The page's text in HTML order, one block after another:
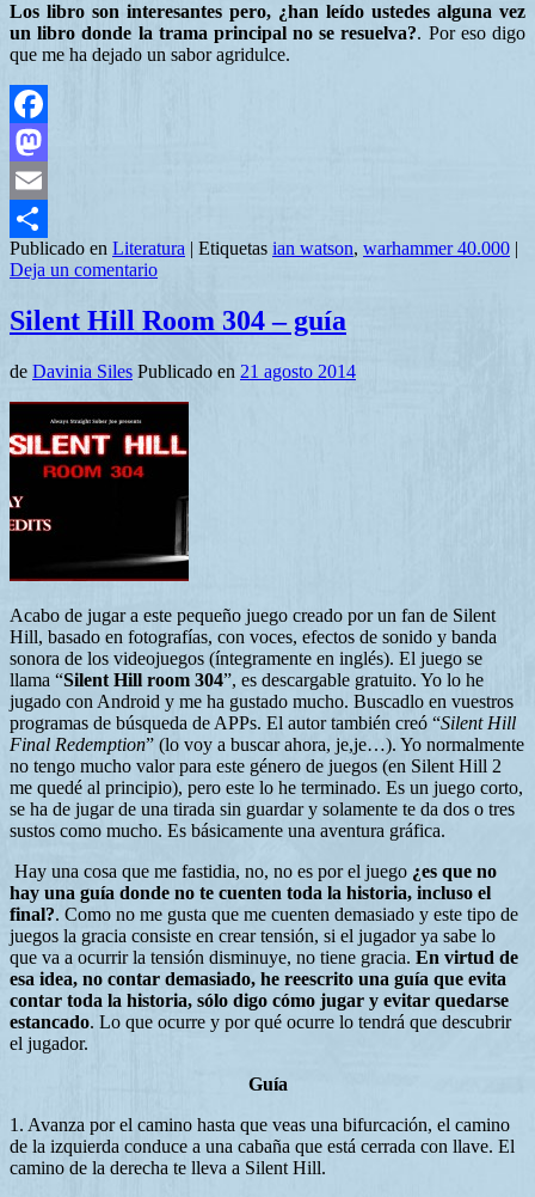
Los libro son interesantes pero, ¿han leído ustedes alguna vez
un libro donde la trama principal no se resuelva?. Por eso digo
que me ha dejado un sabor agridulce.
Facebook
Mastodon
Email
Compartir
Publicado en Literatura | Etiquetas ian watson, warhammer 40.000 |
Deja un comentario
Silent Hill Room 304 – guía
de Davinia Siles Publicado en 21 agosto 2014
Acabo de jugar a este pequeño juego creado por un fan de Silent
Hill, basado en fotografías, con voces, efectos de sonido y banda
sonora de los videojuegos (íntegramente en inglés). El juego se
llama “Silent Hill room 304”, es descargable gratuito. Yo lo he
jugado con Android y me ha gustado mucho. Buscadlo en vuestros
programas de búsqueda de APPs. El autor también creó “Silent Hill
Final Redemption” (lo voy a buscar ahora, je,je…). Yo normalmente
no tengo mucho valor para este género de juegos (en Silent Hill 2
me quedé al principio), pero este lo he terminado. Es un juego corto,
se ha de jugar de una tirada sin guardar y solamente te da dos o tres
sustos como mucho. Es básicamente una aventura gráfica.
Hay una cosa que me fastidia, no, no es por el juego ¿es que no
hay una guía donde no te cuenten toda la historia, incluso el
final?. Como no me gusta que me cuenten demasiado y este tipo de
juegos la gracia consiste en crear tensión, si el jugador ya sabe lo
que va a ocurrir la tensión disminuye, no tiene gracia. En virtud de
esa idea, no contar demasiado, he reescrito una guía que evita
contar toda la historia, sólo digo cómo jugar y evitar quedarse
estancado. Lo que ocurre y por qué ocurre lo tendrá que descubrir
el jugador.
Guía
1. Avanza por el camino hasta que veas una bifurcación, el camino
de la izquierda conduce a una cabaña que está cerrada con llave. El
camino de la derecha te lleva a Silent Hill.